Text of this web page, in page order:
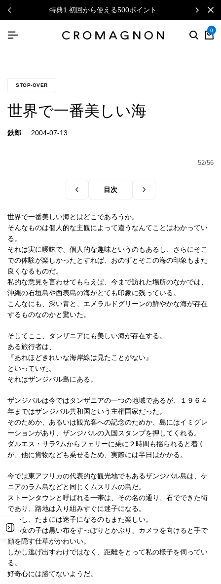
特典1 初回から使える500ポイント
0
STOP-OVER
世界で一番美しい海
鉄郎
52/56
目次
世界で一番美しい海とはどこであろうか。
そんなものは個人的な主観によって違うなんてことはわかってい
る。
それは実に曖昧で、個人的な趣味というのもあるし、さらにそこ
での体験が楽しかったとすれば、おのずとそこの海の印象もまた
良くなるものだ。
私的な意見を言わせてもらえば、今まで訪れた場所のなかでは、
沖縄の石垣島や西表島の海がとても印象に残っている。
こんなにも、深い青と、エメラルドグリーンの鮮やかな海が存在
するものなのかと驚いた。
そしてここ、タンザニアにも美しい海が存在する。
ある旅行者は、
『あれほどきれいな海岸線は見たことがない』
といっていた。
それはザンジバル島にある。
ザンジバルは今ではタンザニアの一つの地域であるが、１９６４
年まではザンジバル共和国という主権国家だった。
そのためか、あるいは観光客への記念のためか、島にはイミグレ
ーションがあり、ザンジバルの入国スタンプを押してくれる。
ダルエス・サラ?ムからフェリーに乗に２時間も揺られると着く
が、他に貨物なども乗せるため、実際には半日はかかる。
今では東アフリカの代表的な観光地でもあるザンジバル島は、ケ
ニアのラム島などと同じくムスリムの島だ。
ストーンタウンと呼ばれる一帯は、その名の通り、石でできた街
であり、路地は入り組みすぐに迷子になる。
しかし、たまには迷子になるのもまた楽しい。
幼い女の子は黒い布をすっぽりとかぶり、カメラを向けると手で
顔を隠す仕草がかわいい。
しかし逃げ出すわけではなく、距離をとって私の様子を伺ってい
る。
好奇心には勝てないようだ。